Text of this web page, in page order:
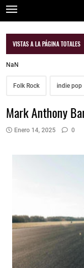
VISTAS A LA PÁGINA TOTALES
NaN
Folk Rock indie pop
Mark Anthony
Enero 14, 2025 0